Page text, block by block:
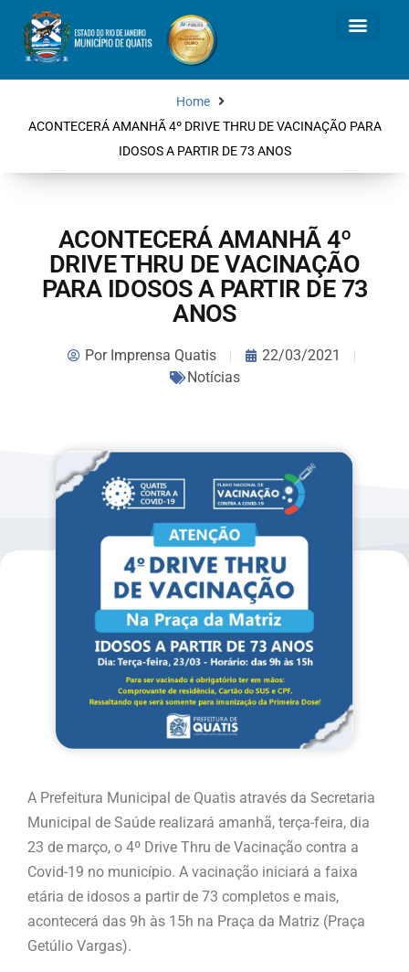
Home
ACONTECERÁ AMANHÃ 4º DRIVE THRU DE VACINAÇÃO PARA
IDOSOS A PARTIR DE 73 ANOS
ACONTECERÁ AMANHÃ 4º
DRIVE THRU DE VACINAÇÃO
PARA IDOSOS A PARTIR DE 73
ANOS
PorImprensa Quatis
22/03/2021
Notícias
A Prefeitura Municipal de Quatis através da Secretaria
Municipal de Saúde realizará amanhã, terça-feira, dia
23 de março, o 4º Drive Thru de Vacinação contra a
Covid-19 no município. A vacinação iniciará a faixa
etária de idosos a partir de 73 completos e mais,
acontecerá das 9h às 15h na Praça da Matriz (Praça
Getúlio Vargas).